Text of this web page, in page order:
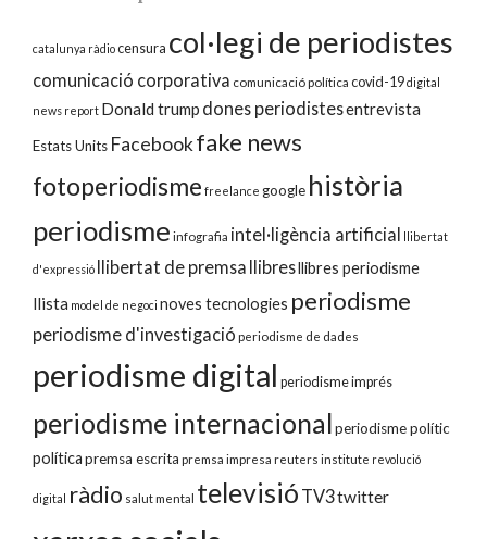
catalunya ràdiocensura col·legi de periodistes
comunicació corporativa comunicació política covid-19digital
news report Donald trump dones periodistesentrevista
Estats Units Facebookfake news
fotoperiodisme freelance google història
periodisme infografia intel·ligència artificial llibertat
d'expressió llibertat de premsa llibresllibres periodisme
llista model de negoci noves tecnologies periodisme
periodisme d'investigació periodisme de dades
periodisme digital periodisme imprés
periodisme internacionalperiodisme polític
políticapremsa escrita premsa impresa reuters institute revolució
digital ràdio salut mental televisió TV3twitter